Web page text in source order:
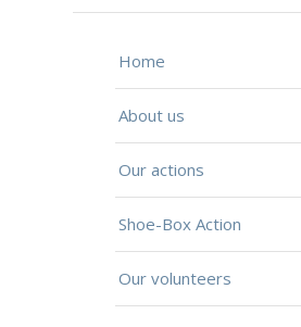
Home
About us
Our actions
Shoe-Box Action
Our volunteers